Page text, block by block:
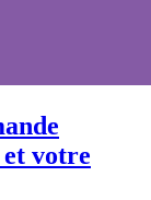
votre